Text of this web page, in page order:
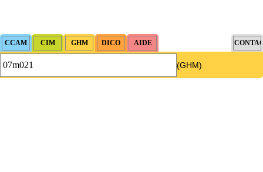
(GHM)